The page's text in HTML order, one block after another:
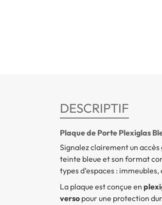
DESCRIPTIF
Plaque de Porte Plexiglas
Signalez clairement un
teinte bleue et son format
types d’espaces :
La plaque est conçue en
versopour une protection